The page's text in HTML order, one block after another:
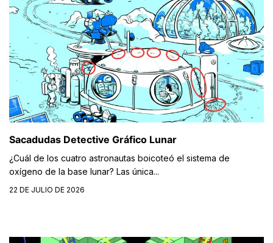
Sacadudas Detective Gráfico Lunar
¿Cuál de los cuatro astronautas boicoteó el sistema de
oxígeno de la base lunar? Las única...
22 DE JULIO DE 2026